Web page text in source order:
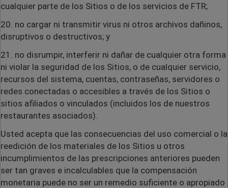
cualquier parte de los Sitios o de los servicios de FTR;
20. no cargar ni transmitir virus ni otros archivos dañinos,
disruptivos o destructivos; y
21. no disrumpir, interferir ni dañar de cualquier otra forma
ni violar la seguridad de los Sitios, o de cualquier servicio,
recursos del sistema, cuentas, contraseñas, servidores o
redes conectadas o accesibles a través de los Sitios o
sitios afiliados o vinculados (incluidos los de nuestros
restaurantes asociados).
Usted acepta que las consecuencias del uso comercial o la
reedición de los materiales de los Sitios u otros
incumplimientos de las prescripciones anteriores pueden
ser tan graves e incalculables que la compensación
monetaria puede no ser un remedio suficiente o apropiado